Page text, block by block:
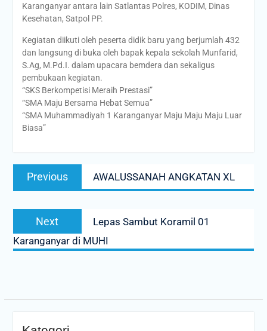
Karanganyar antara lain Satlantas Polres, KODIM, Dinas
Kesehatan, Satpol PP.
Kegiatan diikuti oleh peserta didik baru yang berjumlah 432
dan langsung di buka oleh bapak kepala sekolah Munfarid,
S.Ag, M.Pd.I. dalam upacara bemdera dan sekaligus
pembukaan kegiatan.
“SKS Berkompetisi Meraih Prestasi”
“SMA Maju Bersama Hebat Semua”
“SMA Muhammadiyah 1 Karanganyar Maju Maju Maju Luar
Biasa”
Post
navigation
Previous
post:
AWALUSSANAH ANGKATAN XL
Next
post:
Lepas Sambut Koramil 01
Karanganyar di MUHI